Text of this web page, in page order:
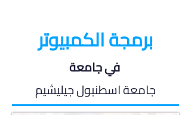
برمجة الكمبيوتر
في جامعة
جامعة اسطنبول جيليشيم